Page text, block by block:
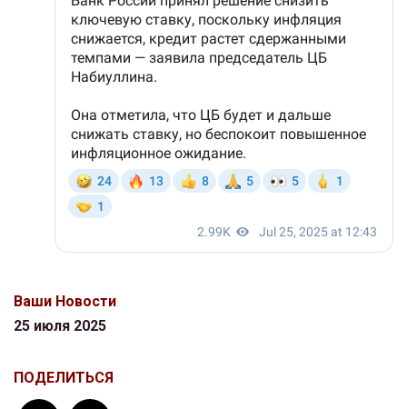
Ваши Новости
25 июля 2025
ПОДЕЛИТЬСЯ